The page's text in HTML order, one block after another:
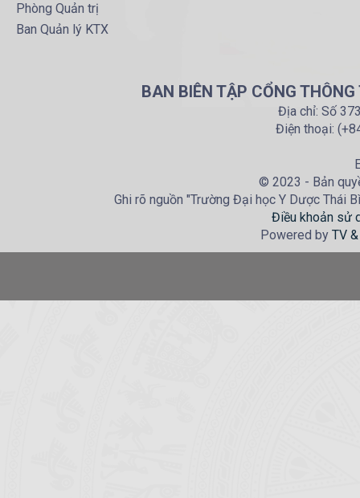
Phòng Quản trị
Ban Quản lý KTX
BAN BIÊN TẬP CỔNG
Địa chỉ: Số
Điện thoại:
© 2023 - Bản
Ghi rõ nguồn "Trường Đại học Y Dược Thái
Điều khoản sử
Powered by TV